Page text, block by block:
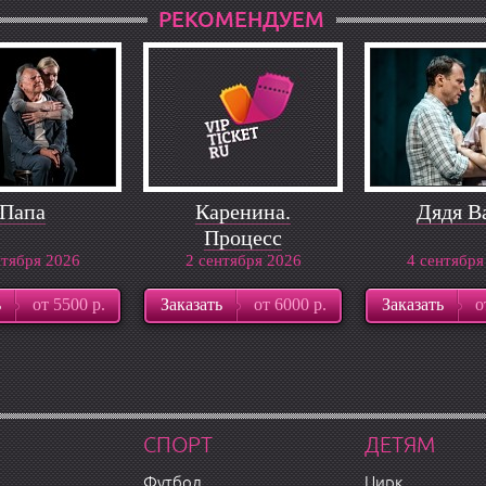
РЕКОМЕНДУЕМ
2026
от 5500 р.
Каренина.
Процесс
2 сентября 2026
Заказать от 6000 р.
Дядя
4
Заказать
СПОРТ ДЕТЯМ